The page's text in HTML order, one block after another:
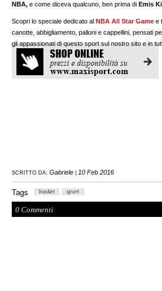
NBA, e come diceva qualcuno, ben prima di Emis
Scopri lo speciale dedicato al NBA All Star Game e
canotte, abbigliamento, palloni e cappellini, pensati
gli appassionati di questo sport sul nostro sito e in
SCRITTO DA: Gabriele 10 Feb 2016
Tags basket sport
0 Commenti